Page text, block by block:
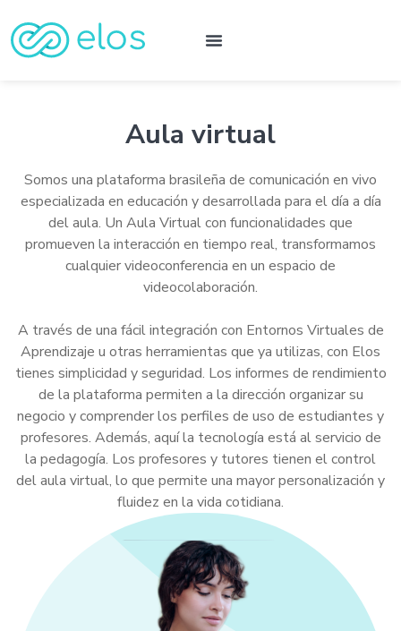
Aula virtual
Somos una plataforma brasileña de comunicación en vivo
especializada en educación y desarrollada para el día a día
del aula. Un Aula Virtual con funcionalidades que
promueven la interacción en tiempo real, transformamos
cualquier videoconferencia en un espacio de
videocolaboración.
A través de una fácil integración con Entornos Virtuales de
Aprendizaje u otras herramientas que ya utilizas, con Elos
tienes simplicidad y seguridad. Los informes de rendimiento
de la plataforma permiten a la dirección organizar su
negocio y comprender los perfiles de uso de estudiantes y
profesores. Además, aquí la tecnología está al servicio de
la pedagogía. Los profesores y tutores tienen el control
del aula virtual, lo que permite una mayor personalización y
fluidez en la vida cotidiana.